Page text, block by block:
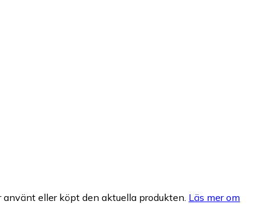
eller köpt den aktuella produkten. Läs mer om